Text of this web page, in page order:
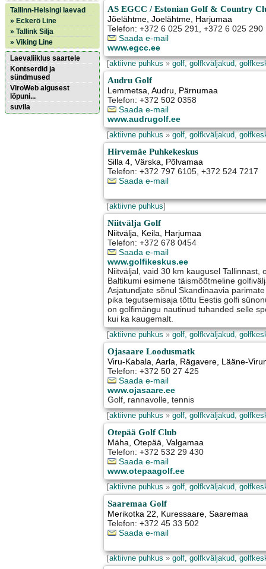
Tallinn-Helsingi laevad
» Eckerö Line
» Tallink Silja
» Viking Line
Laevaliiklus saartele
Kontserdid ja
sündmused
ViroWeb algusest
lõpuni...
suvila
AS EGCC / Estonian Golf & Country
Jõelähtme,Joelähtme, Harjumaa
Telefon: +372 6 025 291, +372 6 025 290
Saada e-mail
www.egcc.ee
[aktiivne puhkus»golf, golfkväljakud,
Audru Golf
Lemmetsa,Audru, Pärnumaa
Telefon: +372 502 0358
Saada e-mail
www.audrugolf.ee
[aktiivne puhkus»golf, golfkväljakud,
Hirvemäe Puhkekeskus
Silla 4,Värska, Põlvamaa
Telefon: +372 797 6105, +372 524 7217
Saada e-mail
[aktiivne puhkus]
Niitvälja Golf
Niitvälja, Keila, Harjumaa
Telefon: +372 678 0454
Saada e-mail
www.golfikeskus.ee
Niitväljal, vaid 30 km kaugusel Tallinnast,
Baltikumi esimene täismõõtmeline
Asjatundjate sõnul Skandinaavia
pika tegutsemisaja tõttu Eestis golfi
on golfimängu nautinud tuhanded selle
kui ka kaugemalt.
[aktiivne puhkus»golf, golfkväljakud,
Ojasaare Loodusmatk
Viru-Kabala, Aarla, Rägavere, Lääne-
Telefon: +372 50 27 425
Saada e-mail
www.ojasaare.ee
Golf, rannavolle, tennis
[aktiivne puhkus»golf, golfkväljakud,
Otepää Golf Club
Mäha,Otepää, Valgamaa
Telefon: +372 532 29 430
Saada e-mail
www.otepaagolf.ee
[aktiivne puhkus»golf, golfkväljakud,
Saaremaa Golf
Merikotka 22, Kuressaare, Saaremaa
Telefon: +372 45 33 502
Saada e-mail
[aktiivne puhkus»golf, golfkväljakud,